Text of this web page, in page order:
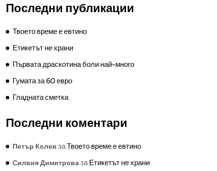
Последни публикации
Твоето време е евтино
Етикетът не храни
Първата драскотина боли най-много
Гумата за 60 евро
Гладната сметка
Последни коментари
Петър Колев заТвоето време е евтино
Силвия ДимитровазаЕтикетът не храни